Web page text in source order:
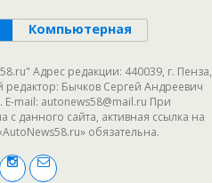
Компьютерная
Адрес редакции: 440039, г. Пенза,
Бычков Сергей Андреевич
mail: autonews58@mail.ru При
данного сайта, активная ссылка на
обязательна.